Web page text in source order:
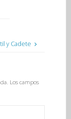
y Cadete
Los campos